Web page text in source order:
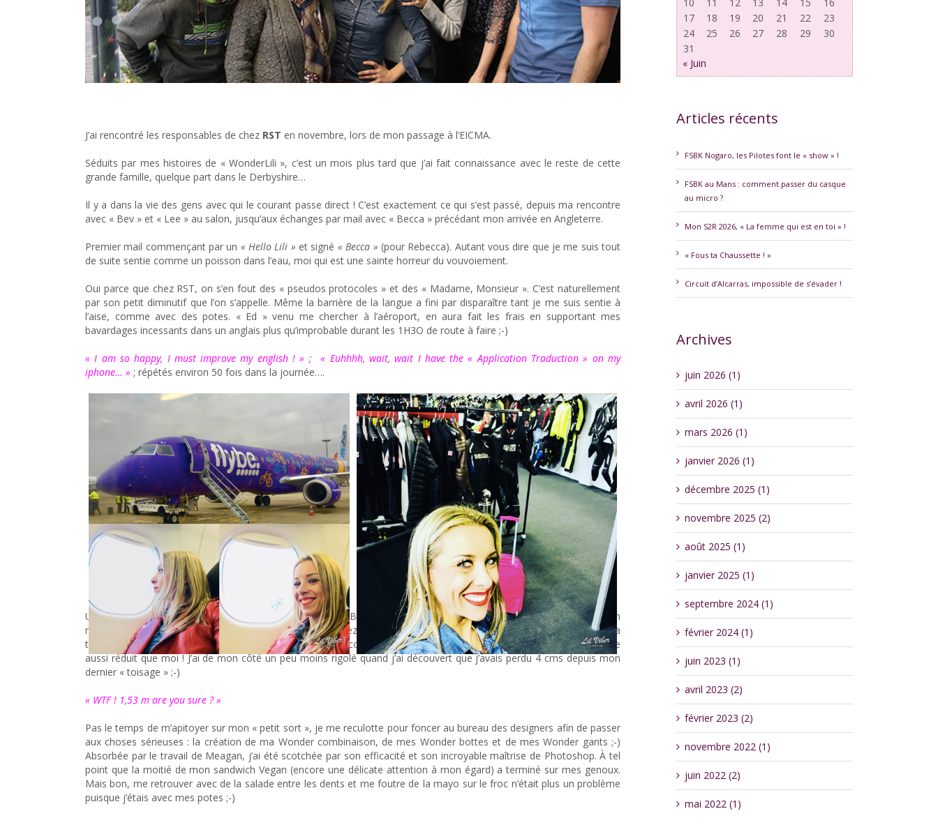
J’ai rencontré les responsables de chez RST en novembre, lors de mon passage à l’EICMA.
Séduits par mes histoires de « WonderLili », c’est un mois plus tard que j’ai fait connaissance avec le reste de cette
grande famille, quelque part dans le Derbyshire…
Il y a dans la vie des gens avec qui le courant passe direct ! C’est exactement ce qui s’est passé, depuis ma rencontre
avec « Bev » et « Lee » au salon, jusqu’aux échanges par mail avec « Becca » précédant mon arrivée en Angleterre.
Premier mail commençant par un « Hello Lili » et signé « Becca » (pour Rebecca). Autant vous dire que je me suis tout
de suite sentie comme un poisson dans l’eau, moi qui est une sainte horreur du vouvoiement.
Oui parce que chez RST, on s’en fout des « pseudos protocoles » et des « Madame, Monsieur ». C’est naturellement
par son petit diminutif que l’on s’appelle. Même la barrière de la langue a fini par disparaître tant je me suis sentie à
l’aise, comme avec des potes. « Ed » venu me chercher à l’aéroport, en aura fait les frais en supportant mes
bavardages incessants dans un anglais plus qu’improbable durant les 1H3O de route à faire ;-)
« I am so happy, I must improve my english ! » ; « Euhhhh, wait, wait I have the « Application Traduction » on my
iphone… » ; répétés environ 50 fois dans la journée….
Une fois arrivée j’ai pu enfin faire connaissance avec ma « Becca », et la mise à l’aise est restée de mise puisque qu’on
m’a directement dirigée en cabine de prise de mesures. Allez hop, à poil et que ça saute ! Fou rire de l’équipe lorsque la
toise du précédant pilote est descendue de 50 cms d’un coup… Je crois qu’ils n’avaient encore jamais vu un modèle
aussi réduit que moi ! J’ai de mon côté un peu moins rigolé quand j’ai découvert que j’avais perdu 4 cms depuis mon
dernier « toisage » ;-)
« WTF ! 1,53 m are you sure ? »
Pas le temps de m’apitoyer sur mon « petit sort », je me reculotte pour foncer au bureau des designers afin de passer
aux choses sérieuses : la création de ma Wonder combinaison, de mes Wonder bottes et de mes Wonder gants ;-)
Absorbée par le travail de Meagan, j’ai été scotchée par son efficacité et son incroyable maîtrise de Photoshop. À tel
point que la moitié de mon sandwich Vegan (encore une délicate attention à mon égard) a terminé sur mes genoux.
Mais bon, me retrouver avec de la salade entre les dents et me foutre de la mayo sur le froc n’était plus un problème
puisque j’étais avec mes potes ;-)
17
18 19 20 21 22
23
24
25 26 27 28 29
30
31
« Juin
Articles récents
FSBK Nogaro, les Pilotes font le « show » !
FSBK au Mans : comment passer du casque
au micro ?
Mon S2R 2026, « La femme qui est en toi » !
« Fous ta Chaussette ! »
Circuit d’Alcarras, impossible de s’évader !
Archives
juin 2026 (1)
avril 2026 (1)
mars 2026 (1)
janvier 2026 (1)
décembre 2025 (1)
novembre 2025 (2)
août 2025 (1)
janvier 2025 (1)
septembre 2024 (1)
février 2024 (1)
juin 2023 (1)
avril 2023 (2)
février 2023 (2)
novembre 2022 (1)
juin 2022 (2)
mai 2022 (1)